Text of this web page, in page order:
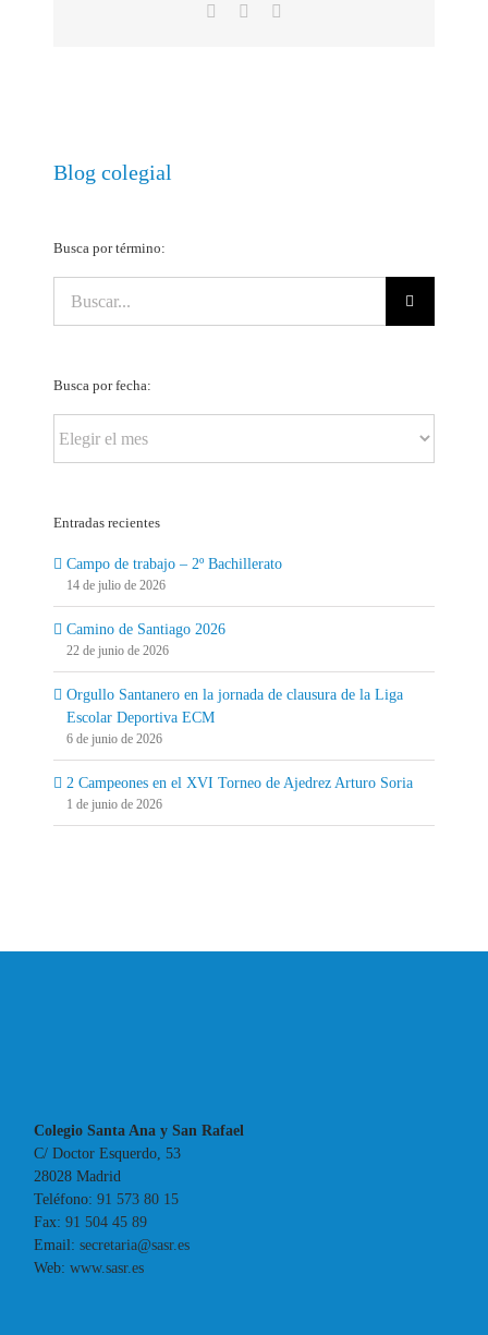
Facebook
Blog colegial
Busca por término:
Busca por fecha:
por
Entradas recientes
Campo de trabajo – 2º Bachillerato
14 de julio de 2026
Camino de Santiago 2026
22 de junio de 2026
Orgullo Santanero en la jornada de clausura de la Liga
Escolar Deportiva ECM
6 de junio de 2026
2 Campeones en el XVI Torneo de Ajedrez Arturo Soria
1 de junio de 2026
Colegio Santa Ana y San Rafael
C/ Doctor Esquerdo, 53
28028 Madrid
Teléfono:91 573 80 15
Fax:91 504 45 89
Email:secretaria@sasr.es
Web:www.sasr.es